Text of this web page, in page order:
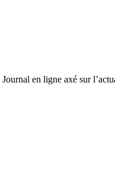
en ligne axé sur